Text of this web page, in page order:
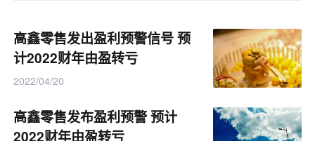
高鑫零售发出盈利预警信号 预
计2022财年由盈转亏
2022/04/20
高鑫零售发布盈利预警 预计
2022财年由盈转亏